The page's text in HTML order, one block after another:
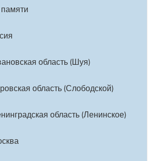
область (Шуя)
область (Слободской)
область (Ленинское)